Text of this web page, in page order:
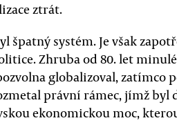
ztrát.
špatný systém. Je však
Zhruba od 80. let
globalizoval, zatímco
právní rámec, jímž byl
ekonomickou moc,